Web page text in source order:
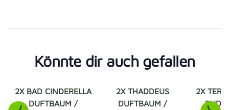
Könnte dir auch gefallen
2X BAD CINDERELLA
DUFTBAUM /
2X THADDEUS
DUFTBAUM /
2X
BUD